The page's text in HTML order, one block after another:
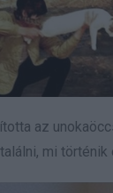
az
mi történik